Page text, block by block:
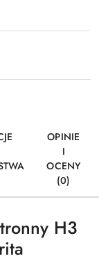
OPINIE
I
OCENY
(0)
H3